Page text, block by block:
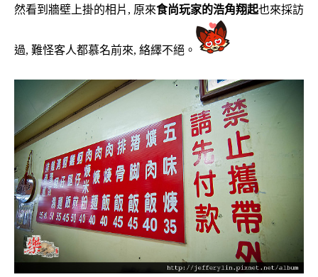
然看到牆壁上掛的相片, 原來食尚玩家的浩角翔起也來採訪
過, 難怪客人都慕名前來, 絡繹不絕。